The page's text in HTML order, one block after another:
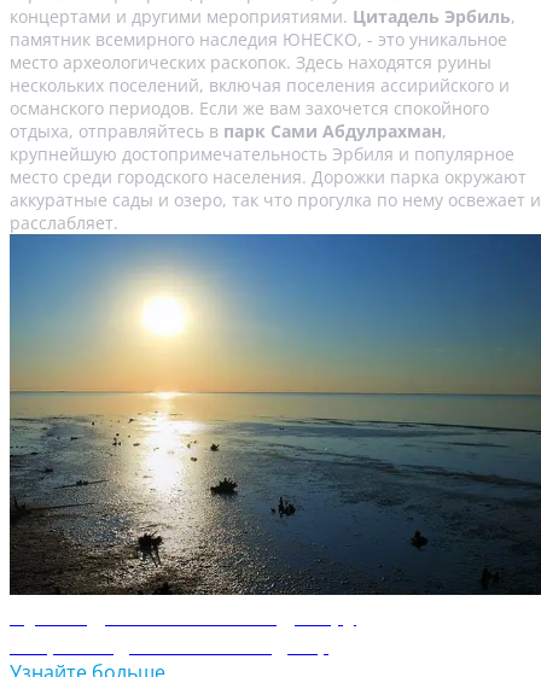
концертами и другими мероприятиями. Цитадель Эрбиль,
памятник всемирного наследия ЮНЕСКО, - это уникальное
место археологических раскопок. Здесь находятся руины
нескольких поселений, включая поселения ассирийского и
османского периодов. Если же вам захочется спокойного
отдыха, отправляйтесь в парк Сами Абдулрахман,
крупнейшую достопримечательность Эрбиля и популярное
место среди городского населения. Дорожки парка окружают
аккуратные сады и озеро, так что прогулка по нему освежает и
расслабляет.